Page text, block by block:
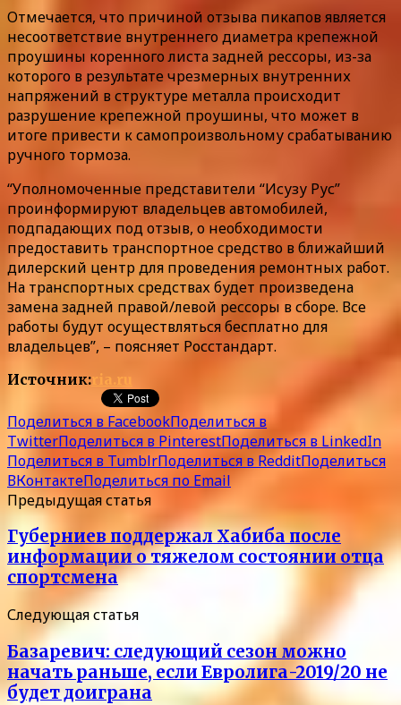
Отмечается, что причиной отзыва пикапов является
несоответствие внутреннего диаметра крепежной
проушины коренного листа задней рессоры, из-за
которого в результате чрезмерных внутренних
напряжений в структуре металла происходит
разрушение крепежной проушины, что может в
итоге привести к самопроизвольному срабатыванию
ручного тормоза.
“Уполномоченные представители “Исузу Рус”
проинформируют владельцев автомобилей,
подпадающих под отзыв, о необходимости
предоставить транспортное средство в ближайший
дилерский центр для проведения ремонтных работ.
На транспортных средствах будет произведена
замена задней правой/левой рессоры в сборе. Все
работы будут осуществляться бесплатно для
владельцев”, – поясняет Росстандарт.
Источник:ria.ru
Поделиться в FacebookПоделиться в
TwitterПоделиться в PinterestПоделиться в LinkedIn
Поделиться в TumblrПоделиться в RedditПоделиться
ВКонтактеПоделиться по Email
Предыдущая статья
Губерниев поддержал Хабиба после
информации о тяжелом состоянии отца
спортсмена
Следующая статья
Базаревич: следующий сезон можно
начать раньше, если Евролига-2019/20 не
будет доиграна